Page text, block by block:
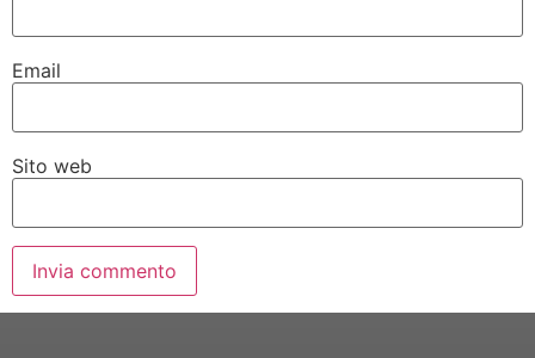
Email
Sito web